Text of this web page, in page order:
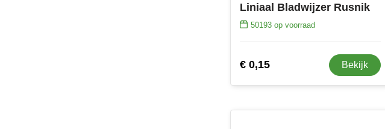
Liniaal Bladwijzer Rusnik
50193op voorraad
€ 0,15 Bekijk